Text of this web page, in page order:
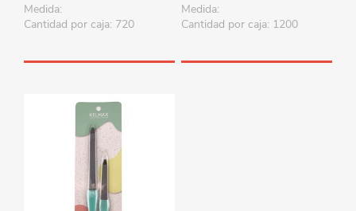
Medida:
Cantidad por caja: 720
Medida:
Cantidad por caja: 1200